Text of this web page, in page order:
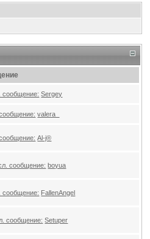
сообщение: Sergey
valera_
Al-j®
сообщение: boyua
сообщение: FallenAngel
сообщение: Setuper